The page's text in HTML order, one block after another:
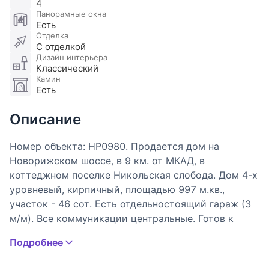
4
Панорамные окна
Есть
Отделка
С отделкой
Дизайн интерьера
Классический
Камин
Есть
Описание
Номер объекта: НР0980. Продается дом на
Новорижском шоссе, в 9 км. от МКАД, в
коттеджном поселке Никольская слобода. Дом 4-х
уровневый, кирпичный, площадью 997 м.кв.,
участок - 46 сот. Есть отдельностоящий гараж (3
м/м). Все коммуникации центральные. Готов к
помещение свободного назначения, большая
Подробнее